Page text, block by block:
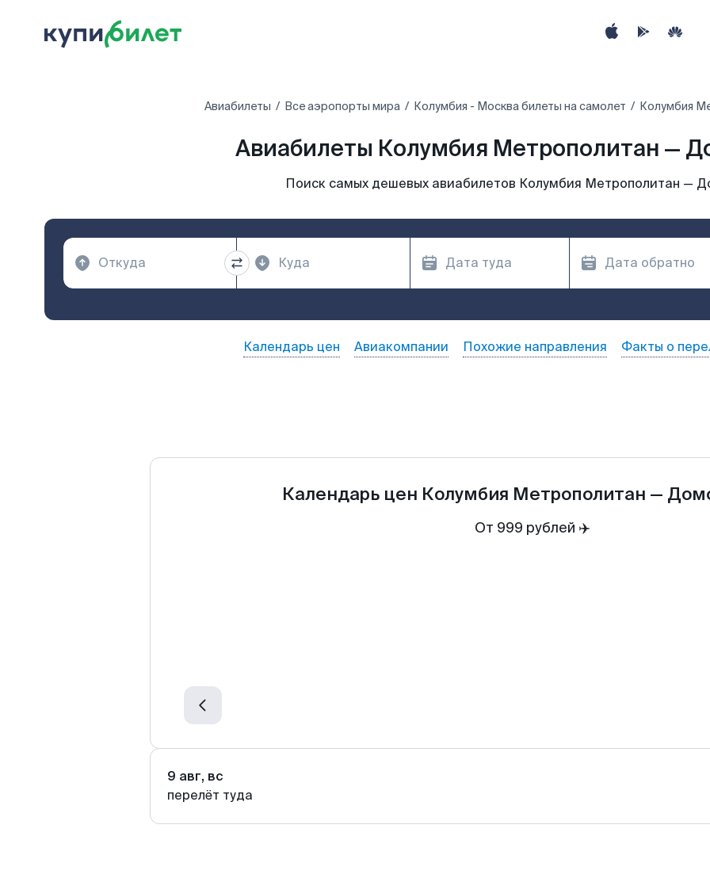
Авиабилеты Все аэропорты мира Колумбия - Москва билеты на самолет Колумбия
Авиабилеты Колумбия Метрополитан —
Поиск самых дешевых авиабилетов Колумбия Метрополитан —
Календарь цен Авиакомпании Похожие направления Факты о
Календарь цен Колумбия Метрополитан —
От 999 рублей ✈️
9 авг, вс
перелёт туда